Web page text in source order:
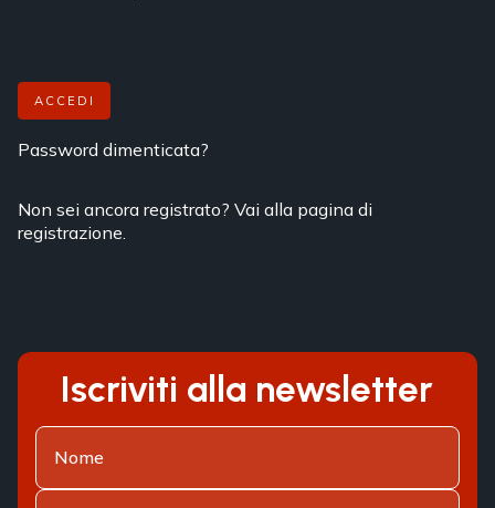
ACCEDI
Password dimenticata?
Non sei ancora registrato? Vai alla pagina di
registrazione.
Iscriviti alla newsletter